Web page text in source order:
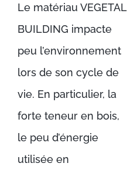
Le matériau VEGETAL
BUILDING impacte
peu l’environnement
lors de son cycle de
vie. En particulier, la
forte teneur en bois,
le peu d’énergie
utilisée en